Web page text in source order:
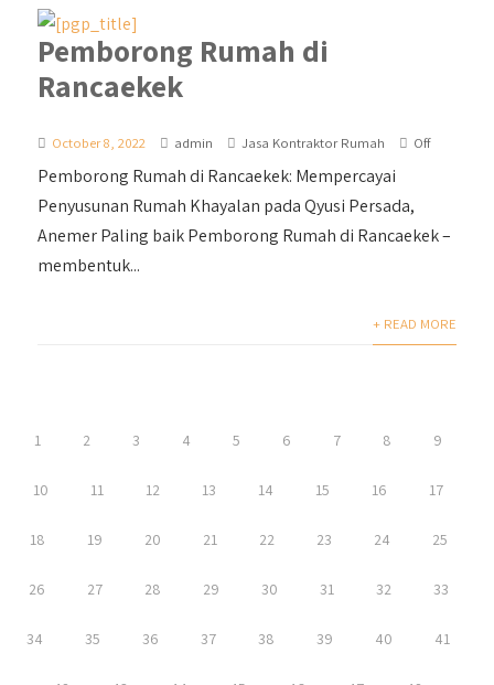
Pemborong Rumah di
Rancaekek
October 8, 2022 admin Jasa Kontraktor Rumah Off
Pemborong Rumah di Rancaekek: Mempercayai
Penyusunan Rumah Khayalan pada Qyusi Persada,
Anemer Paling baik Pemborong Rumah di Rancaekek –
membentuk...
+ READ MORE
1 2 3 4 5 6 7 8 9
10 11 12 13 14 15 16 17
18 19 20 21 22 23 24 25
26 27 28 29 30 31 32 33
34 35 36 37 38 39 40 41